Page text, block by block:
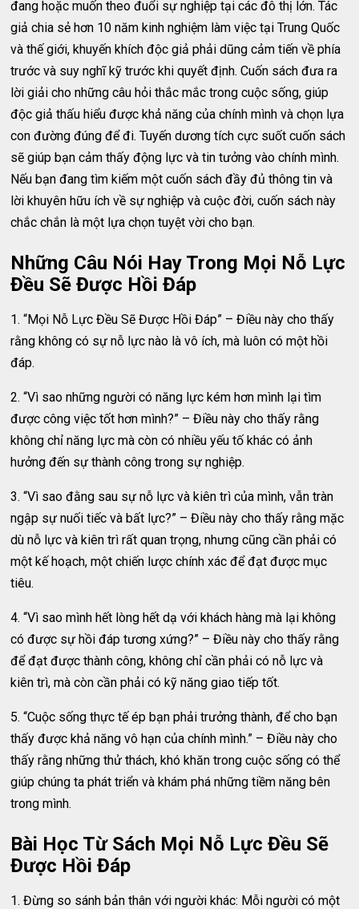
đang hoặc muốn theo đuổi sự nghiệp tại các đô thị lớn. Tác
giả chia sẻ hơn 10 năm kinh nghiệm làm việc tại Trung Quốc
và thế giới, khuyến khích độc giả phải dũng cảm tiến về phía
trước và suy nghĩ kỹ trước khi quyết định. Cuốn sách đưa ra
lời giải cho những câu hỏi thắc mắc trong cuộc sống, giúp
độc giả thấu hiểu được khả năng của chính mình và chọn lựa
con đường đúng để đi. Tuyến dương tích cực suốt cuốn sách
sẽ giúp bạn cảm thấy động lực và tin tưởng vào chính mình.
Nếu bạn đang tìm kiếm một cuốn sách đầy đủ thông tin và
lời khuyên hữu ích về sự nghiệp và cuộc đời, cuốn sách này
chắc chắn là một lựa chọn tuyệt vời cho bạn.
Những Câu Nói Hay Trong Mọi Nỗ Lực
Đều Sẽ Được Hồi Đáp
1. “Mọi Nỗ Lực Đều Sẽ Được Hồi Đáp” – Điều này cho thấy
rằng không có sự nỗ lực nào là vô ích, mà luôn có một hồi
đáp.
2. “Vì sao những người có năng lực kém hơn mình lại tìm
được công việc tốt hơn mình?” – Điều này cho thấy rằng
không chỉ năng lực mà còn có nhiều yếu tố khác có ảnh
hưởng đến sự thành công trong sự nghiệp.
3. “Vì sao đằng sau sự nỗ lực và kiên trì của mình, vẫn tràn
ngập sự nuối tiếc và bất lực?” – Điều này cho thấy rằng mặc
dù nỗ lực và kiên trì rất quan trọng, nhưng cũng cần phải có
một kế hoạch, một chiến lược chính xác để đạt được mục
tiêu.
4. “Vì sao mình hết lòng hết dạ với khách hàng mà lại không
có được sự hồi đáp tương xứng?” – Điều này cho thấy rằng
để đạt được thành công, không chỉ cần phải có nỗ lực và
kiên trì, mà còn cần phải có kỹ năng giao tiếp tốt.
5. “Cuộc sống thực tế ép bạn phải trưởng thành, để cho bạn
thấy được khả năng vô hạn của chính mình.” – Điều này cho
thấy rằng những thử thách, khó khăn trong cuộc sống có thể
giúp chúng ta phát triển và khám phá những tiềm năng bên
trong mình.
Bài Học Từ Sách Mọi Nỗ Lực Đều Sẽ
Được Hồi Đáp
1. Đừng so sánh bản thân với người khác: Mỗi người có một